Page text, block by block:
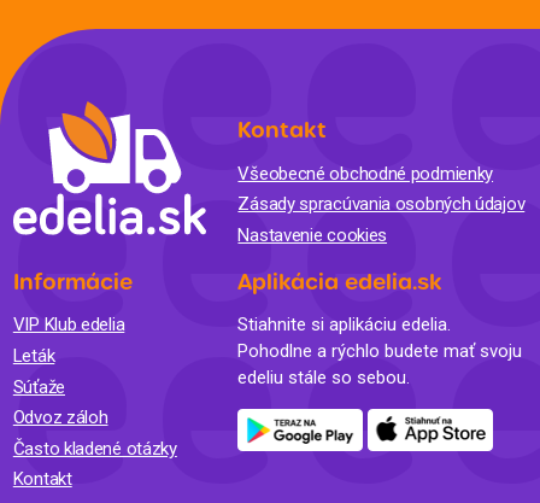
Kontakt
Všeobecné obchodné podmienky
Zásady spracúvania osobných údajov
Nastavenie cookies
Informácie
VIP Klub edelia
Leták
Súťaže
Odvoz záloh
Často kladené otázky
Kontakt
Aplikácia edelia.sk
Stiahnite si aplikáciu edelia.
Pohodlne a rýchlo budete mať svoju
edeliu stále so sebou.